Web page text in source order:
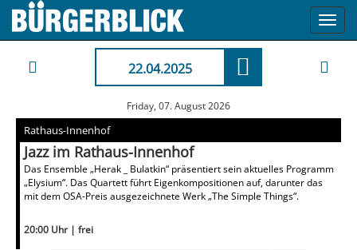
22.04.2025
Friday, 07. August 2026
Rathaus-Innenhof
Jazz im Rathaus-Innenhof
Das Ensemble „Herak _ Bulatkin“ präsentiert sein aktuelles Programm
„Elysium“. Das Quartett führt Eigenkompositionen auf, darunter das
mit dem OSA-Preis ausgezeichnete Werk „The Simple Things“.
20:00 Uhr | frei